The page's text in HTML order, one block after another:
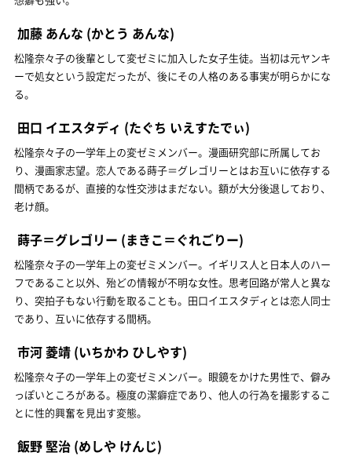
加藤 あんな (かとう あんな)
松隆奈々子の後輩として変ゼミに加入した女子生徒。当初は元ヤンキ
ーで処女という設定だったが、後にその人格のある事実が明らかにな
る。
田口 イエスタディ (たぐち いえすたでぃ)
松隆奈々子の一学年上の変ゼミメンバー。漫画研究部に所属してお
り、漫画家志望。恋人である蒔子＝グレゴリーとはお互いに依存する
間柄であるが、直接的な性交渉はまだない。額が大分後退しており、
老け顔。
蒔子＝グレゴリー (まきこ＝ぐれごりー)
松隆奈々子の一学年上の変ゼミメンバー。イギリス人と日本人のハー
フであること以外、殆どの情報が不明な女性。思考回路が常人と異な
り、突拍子もない行動を取ることも。田口イエスタディとは恋人同士
であり、互いに依存する間柄。
市河 菱靖 (いちかわ ひしやす)
松隆奈々子の一学年上の変ゼミメンバー。眼鏡をかけた男性で、僻み
っぽいところがある。極度の潔癖症であり、他人の行為を撮影するこ
とに性的興奮を見出す変態。
飯野 堅治 (めしや けんじ)